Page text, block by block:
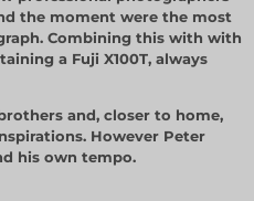
the moment were the most
Combining this with with
a Fuji X100T, always
and, closer to home,
However Peter
his own tempo.